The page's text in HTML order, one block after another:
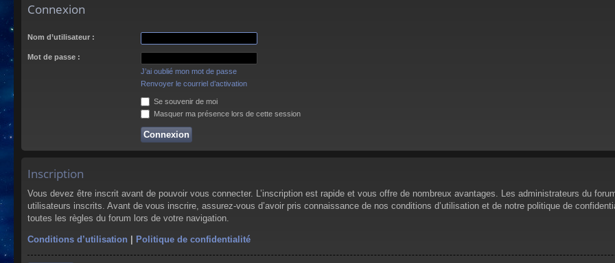
s
Connexion
Nom d’utilisateur :
Mot de passe :
J’ai oublié mon mot de passe
Renvoyer le courriel d’activation
Se souvenir de moi
Masquer ma présence lors de cette session
Inscription
Vous devez être inscrit avant de pouvoir vous connecter. L’inscription est rapide et vous offre de nombreux avantages. Les administrateurs du
utilisateurs inscrits. Avant de vous inscrire, assurez-vous d’avoir pris connaissance de nos conditions d’utilisation et de notre politique de
toutes les règles du forum lors de votre navigation.
Conditions d’utilisation | Politique de confidentialité